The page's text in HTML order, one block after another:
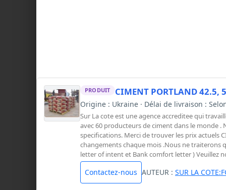
PRODUIT CIMENT PORTLAND 42.5,
Origine : Ukraine · Délai de livraison :
Sur La cote est une agence accreditee qui
avec 60 producteurs de ciment dans le monde
specifications. Merci de trouver les prix actuels
changements chaque mois .Nous ne traiterons
letter of intent et Bank comfort letter ) Veuillez
Contactez-nous AUTEUR : SUR LA